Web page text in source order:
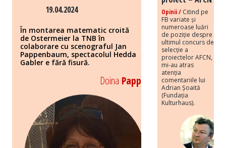
19.04.2024
În montarea matematic croită
de Ostermeier la TNB în
colaborare cu scenograful Jan
Pappenbaum, spectacolul Hedda
Gabler e fără fisură.
Doina Papp
Opinii / Citind pe
FB variate și
numeroase luări
de poziție despre
ultimul concurs de
selecție a
proiectelor AFCN,
mi-au atras
atenția
comentariile lui
Adrian Șoaită
(Fundația
Kulturhaus).